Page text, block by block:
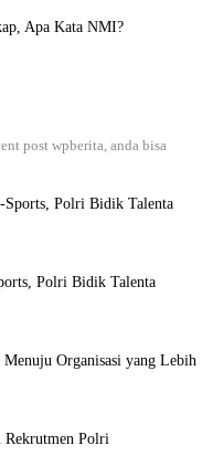
Apa Kata NMI?
post wpberita, anda bisa
Polri Bidik Talenta
Organisasi yang Lebih
Rekrutmen Polri